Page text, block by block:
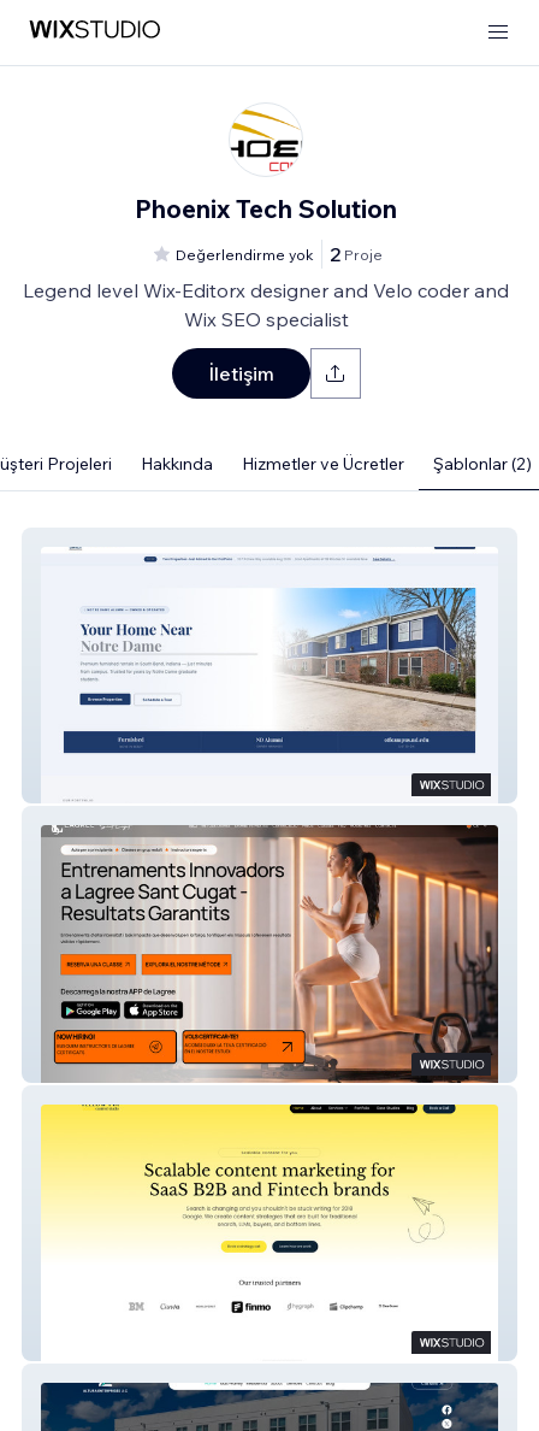
Phoenix Tech Solution
Değerlendirme yok 2 Proje
Legend level Wix-Editorx designer and Velo coder and
Wix SEO specialist
İletişim
Projeleri Hakkında Hizmetler ve Ücretler Şablonlar (2)
Lagree Sant Cugat